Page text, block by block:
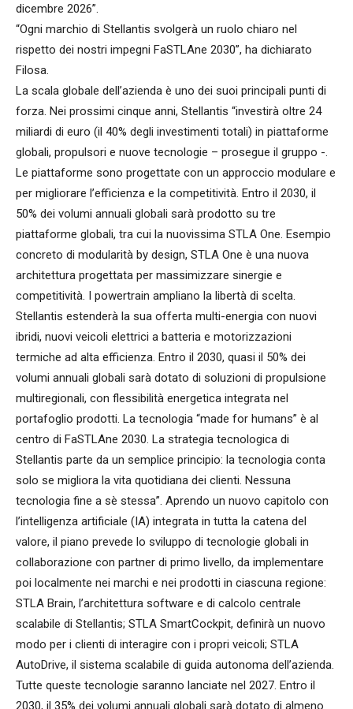
dicembre 2026”.
“Ogni marchio di Stellantis svolgerà un ruolo chiaro nel
rispetto dei nostri impegni FaSTLAne 2030”, ha dichiarato
Filosa.
La scala globale dell’azienda è uno dei suoi principali punti di
forza. Nei prossimi cinque anni, Stellantis “investirà oltre 24
miliardi di euro (il 40% degli investimenti totali) in piattaforme
globali, propulsori e nuove tecnologie – prosegue il gruppo -.
Le piattaforme sono progettate con un approccio modulare e
per migliorare l’efficienza e la competitività. Entro il 2030, il
50% dei volumi annuali globali sarà prodotto su tre
piattaforme globali, tra cui la nuovissima STLA One. Esempio
concreto di modularità by design, STLA One è una nuova
architettura progettata per massimizzare sinergie e
competitività. I powertrain ampliano la libertà di scelta.
Stellantis estenderà la sua offerta multi-energia con nuovi
ibridi, nuovi veicoli elettrici a batteria e motorizzazioni
termiche ad alta efficienza. Entro il 2030, quasi il 50% dei
volumi annuali globali sarà dotato di soluzioni di propulsione
multiregionali, con flessibilità energetica integrata nel
portafoglio prodotti. La tecnologia “made for humans” è al
centro di FaSTLAne 2030. La strategia tecnologica di
Stellantis parte da un semplice principio: la tecnologia conta
solo se migliora la vita quotidiana dei clienti. Nessuna
tecnologia fine a sè stessa”. Aprendo un nuovo capitolo con
l’intelligenza artificiale (IA) integrata in tutta la catena del
valore, il piano prevede lo sviluppo di tecnologie globali in
collaborazione con partner di primo livello, da implementare
poi localmente nei marchi e nei prodotti in ciascuna regione:
STLA Brain, l’architettura software e di calcolo centrale
scalabile di Stellantis; STLA SmartCockpit, definirà un nuovo
modo per i clienti di interagire con i propri veicoli; STLA
AutoDrive, il sistema scalabile di guida autonoma dell’azienda.
Tutte queste tecnologie saranno lanciate nel 2027. Entro il
2030, il 35% dei volumi annuali globali sarà dotato di almeno